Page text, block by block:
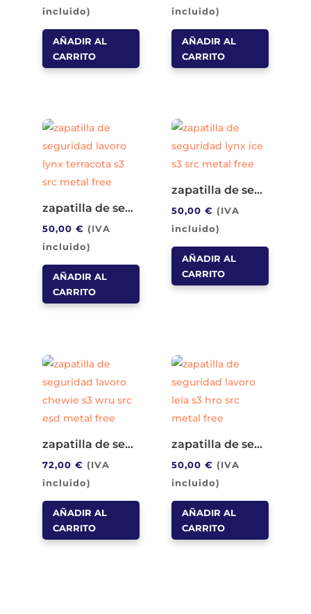
incluido)
AÑADIR AL
CARRITO
incluido)
AÑADIR AL
CARRITO
zapatilla de seguridad lavoro lynx terracota s3 src metal free
50,00 € (IVA
incluido)
AÑADIR AL
CARRITO
zapatilla de seguridad lavoro lynx ice s3 src metal free
50,00€ (IVA
incluido)
AÑADIR AL
CARRITO
zapatilla de seguridad lavoro chewie s3 wru src esd metal free
72,00 € (IVA
incluido)
AÑADIR AL
CARRITO
zapatilla de seguridad lavoro leia s3 hro src metal free
50,00€ (IVA
incluido)
AÑADIR AL
CARRITO